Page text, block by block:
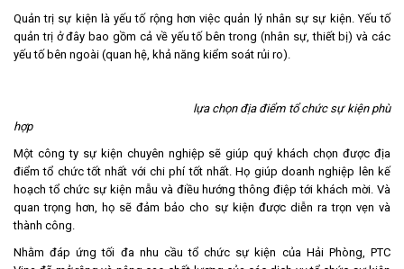
Quản trị sự kiện là yếu tố rộng hơn việc quản lý nhân sự sự kiện. Yếu tố
quản trị ở đây bao gồm cả về yếu tố bên trong (nhân sự, thiết bị) và các
yếu tố bên ngoài (quan hệ, khả năng kiểm soát rủi ro).
lựa chọn địa điểm tổ chức sự kiện phù
hợp
Một công ty sự kiện chuyên nghiệp sẽ giúp quý khách chọn được địa
điểm tổ chức tốt nhất với chi phí tốt nhất. Họ giúp doanh nghiệp lên kế
hoạch tổ chức sự kiện mẫu và điều hướng thông điệp tới khách mời. Và
quan trọng hơn, họ sẽ đảm bảo cho sự kiện được diễn ra trọn vẹn và
thành công.
Nhằm đáp ứng tối đa nhu cầu tổ chức sự kiện của Hải Phòng, PTC